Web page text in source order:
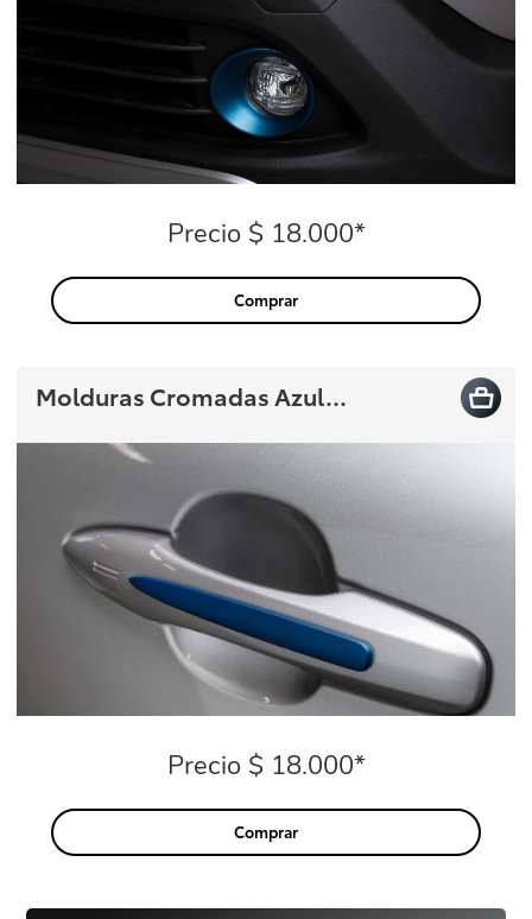
Precio
Precio $ 18.000*
Comprar
Molduras Cromadas Azul...
Precio
Precio $ 18.000*
Comprar